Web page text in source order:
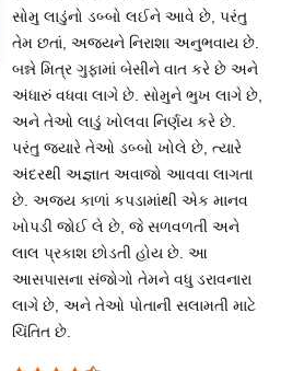
સોમુ લાડુંનો ડબ્બો લઈને આવે છે, પરંતુ
તેમ છતાં, અજયને નિરાશા અનુભવાય છે.
બન્ને મિત્ર ગુફામાં બેસીને વાત કરે છે અને
અંધારું વધવા લાગે છે. સોમુને ભુખ લાગે છે,
અને તેઓ લાડું ખોલવા નિર્ણય કરે છે.
પરંતુ જ્યારે તેઓ ડબ્બો ખોલે છે, ત્યારે
અંદરથી અજ્ઞાત અવાજો આવવા લાગતા
છે. અજય કાળાં કપડામાંથી એક માનવ
ખોપડી જોઈ લે છે, જે સળવળતી અને
લાલ પ્રકાશ છોડતી હોય છે. આ
આસપાસના સંજોગો તેમને વધુ ડરાવનારા
લાગે છે, અને તેઓ પોતાની સલામતી માટે
ચિંતિત છે.